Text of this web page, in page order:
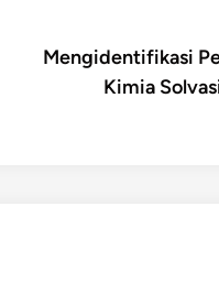
Mengidentifikasi
Kimia